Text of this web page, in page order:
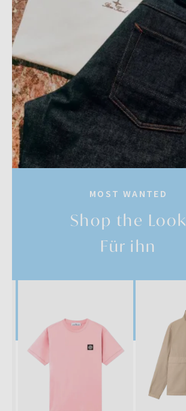
MOST WANTED
Shop the Look
Für ihn